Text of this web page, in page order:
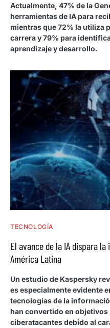
Actualmente, 47% de la
herramientas de IA para
mientras que 72% la utiliza
carrera y 79% para
aprendizaje y desarrollo.
TECNOLOGÍA
El avance de la IA dispara
América Latina
Un estudio de Kaspersky
es especialmente evidente
tecnologías de la
han convertido en
ciberatacantes debido al